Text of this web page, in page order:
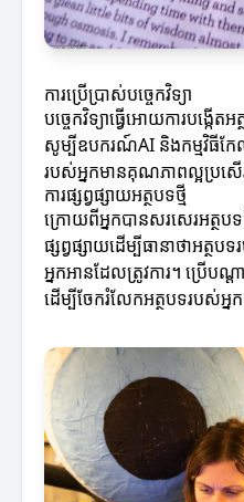
ការប្រើប្រាស់បច្ចេកវិទ្យា
បច្ចេកវិទ្យាធ្វើអោយការបង្កើ
សូម្បីឧបករណ៍AI និងកម្មវិធីកែល
របស់អ្នកមានគុណភាពល្អប្រសើ
ការផ្សព្វផ្សាយអត្ថបទថ្មី
ក្រោយពីអ្នកបានសរសេរអត្ថបទ
ផ្សព្វផ្សាយដើម្បីធានាថាអត្
អ្នកអានដែលត្រូវការ។ ប្រើប
ដើម្បីចែករំលែកអត្ថបទរបស់អ្ន